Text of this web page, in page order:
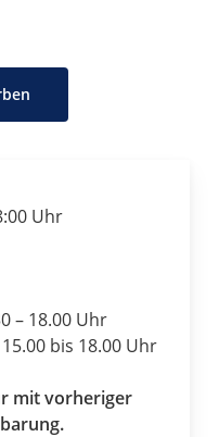
Uhr
– 18.00 Uhr
bis 18.00 Uhr
mit vorheriger